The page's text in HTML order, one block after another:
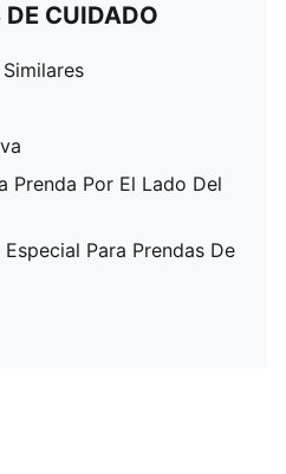
CUIDADO
Prenda Por El Lado Del
Para Prendas De